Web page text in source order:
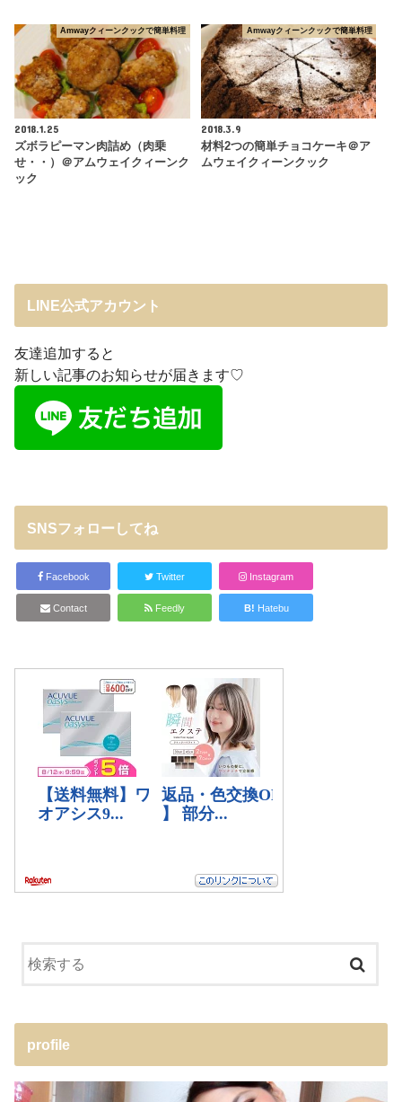
Amwayクィーンクックで簡単料理
2018.1.25
ズボラピーマン肉詰め（肉乗
せ・・）＠アムウェイクィーンク
ック
Amwayクィーンクックで簡単料理
2018.3.9
材料2つの簡単チョコケーキ＠ア
ムウェイクィーンクック
LINE公式アカウント
友達追加すると
新しい記事のお知らせが届きます♡
SNSフォローしてね
Facebook Twitter Instagram
Contact Feedly B! Hatebu
profile